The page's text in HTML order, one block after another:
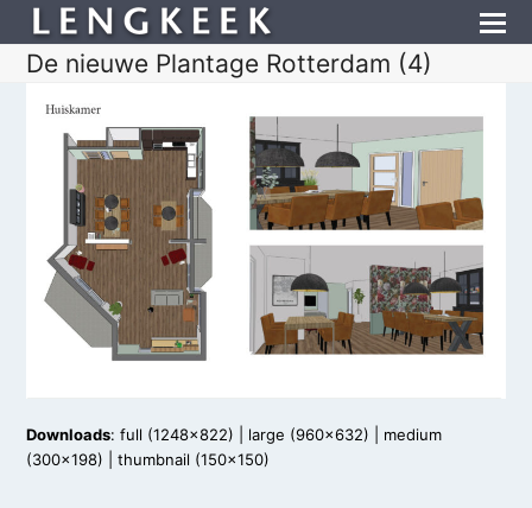
De nieuwe Plantage Rotterdam (4)
Downloads:full (1248x822) large (960x632)
medium
(300x198) |thumbnail (150x150)